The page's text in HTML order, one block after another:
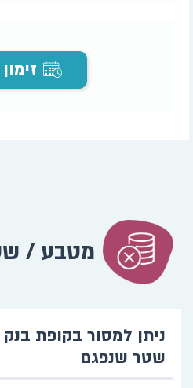
מטבע /
ניתן למסור בקופת
שטר שנפגם